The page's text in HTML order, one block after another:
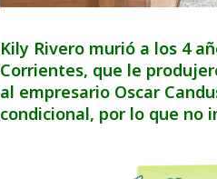
Kily Rivero murió a los 4
Corrientes, que le
al empresario Oscar
condicional, por lo que no